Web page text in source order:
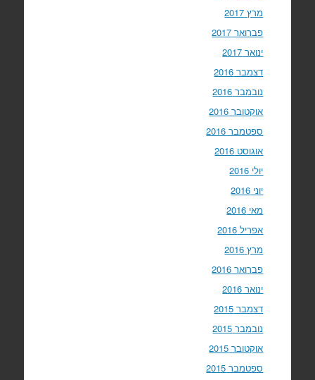
מרץ 2017
פברואר 2017
ינואר 2017
דצמבר 2016
נובמבר 2016
אוקטובר 2016
ספטמבר 2016
אוגוסט 2016
יולי 2016
יוני 2016
מאי 2016
אפריל 2016
מרץ 2016
פברואר 2016
ינואר 2016
דצמבר 2015
נובמבר 2015
אוקטובר 2015
ספטמבר 2015